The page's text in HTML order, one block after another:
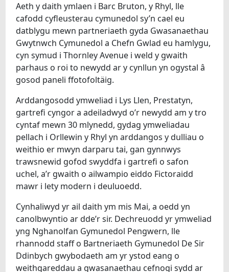
Aeth y daith ymlaen i Barc Bruton, y Rhyl, lle
cafodd cyfleusterau cymunedol sy’n cael eu
datblygu mewn partneriaeth gyda Gwasanaethau
Gwytnwch Cymunedol a Chefn Gwlad eu hamlygu,
cyn symud i Thornley Avenue i weld y gwaith
parhaus o roi to newydd ar y cynllun yn ogystal â
gosod paneli ffotofoltäig.
Arddangosodd ymweliad i Lys Llen, Prestatyn,
gartrefi cyngor a adeiladwyd o’r newydd am y tro
cyntaf mewn 30 mlynedd, gydag ymweliadau
pellach i Orllewin y Rhyl yn arddangos y dulliau o
weithio er mwyn darparu tai, gan gynnwys
trawsnewid gofod swyddfa i gartrefi o safon
uchel, a’r gwaith o ailwampio eiddo Fictoraidd
mawr i lety modern i deuluoedd.
Cynhaliwyd yr ail daith ym mis Mai, a oedd yn
canolbwyntio ar dde’r sir. Dechreuodd yr ymweliad
yng Nghanolfan Gymunedol Pengwern, lle
rhannodd staff o Bartneriaeth Gymunedol De Sir
Ddinbych gwybodaeth am yr ystod eang o
weithgareddau a gwasanaethau cefnogi sydd ar